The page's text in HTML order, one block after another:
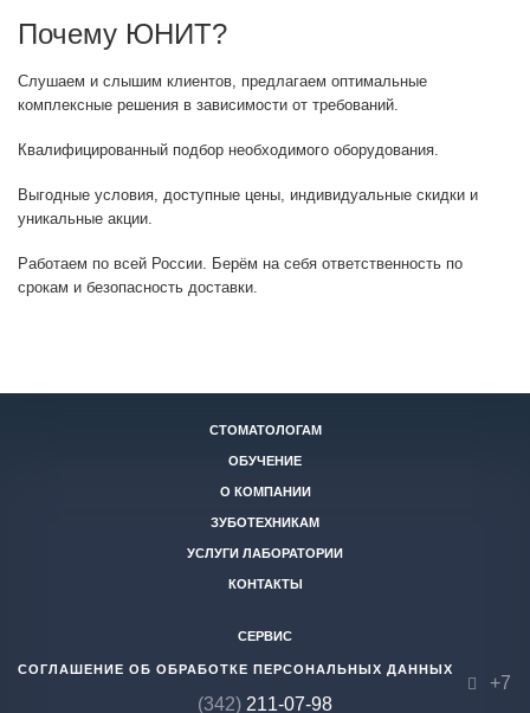
Почему ЮНИТ?
Слушаем и слышим клиентов, предлагаем оптимальные
комплексные решения в зависимости от требований.
Квалифицированный подбор необходимого оборудования.
Выгодные условия, доступные цены, индивидуальные скидки и
уникальные акции.
Работаем по всей России. Берём на себя ответственность по
срокам и безопасность доставки.
СТОМАТОЛОГАМ
ОБУЧЕНИЕ
О КОМПАНИИ
ЗУБОТЕХНИКАМ
УСЛУГИ ЛАБОРАТОРИИ
КОНТАКТЫ
СЕРВИС
СОГЛАШЕНИЕ ОБ ОБРАБОТКЕ ПЕРСОНАЛЬНЫХ ДАННЫХ
+7
(342) 211-07-98